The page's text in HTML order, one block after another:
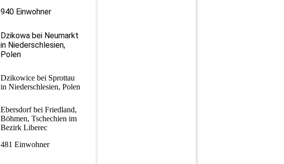
940 Einwohner
Dzikowa bei Neumarkt
in Niederschlesien,
Polen
Dzikowice bei Sprottau
in Niederschlesien, Polen
Ebersdorf bei Friedland,
Böhmen, Tschechien im
Bezirk Liberec
481 Einwohner